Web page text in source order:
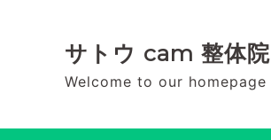
サトウ cam 整体院
Welcome to our homepage